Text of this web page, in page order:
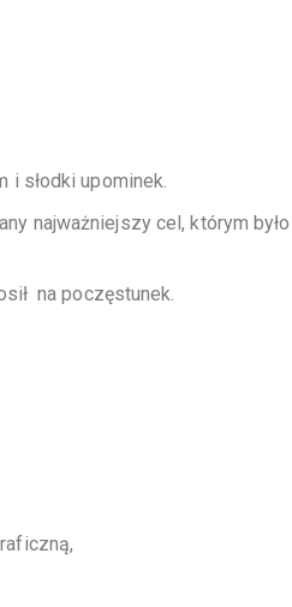
słodki upominek.
najważniejszy cel, którym było
na poczęstunek.